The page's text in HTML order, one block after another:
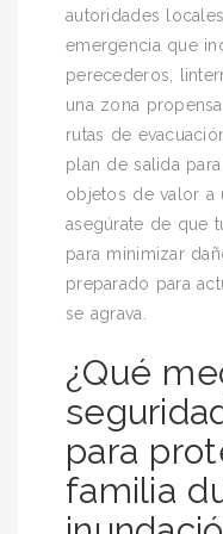
autoridades
emergencia que
perecederos,
una zona
rutas de
plan de salida
objetos de valor a
asegúrate de que
para minimizar
preparado para
se agrava.
¿Qué
para
familia